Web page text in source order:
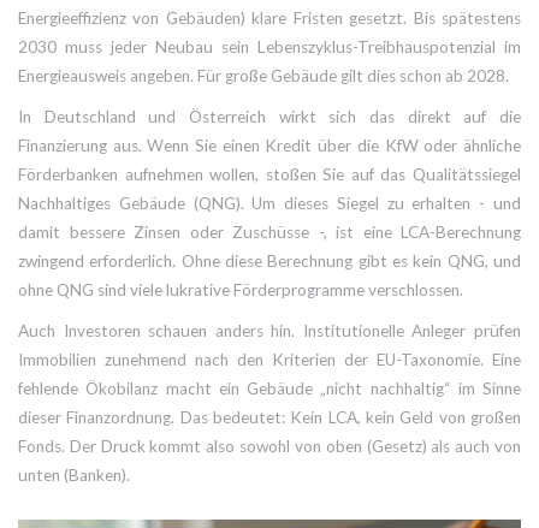
Energieeffizienz von Gebäuden) klare Fristen gesetzt. Bis spätestens
2030 muss jeder Neubau sein Lebenszyklus-Treibhauspotenzial im
Energieausweis angeben. Für große Gebäude gilt dies schon ab 2028.
In Deutschland und Österreich wirkt sich das direkt auf die
Finanzierung aus. Wenn Sie einen Kredit über die KfW oder ähnliche
Förderbanken aufnehmen wollen, stoßen Sie auf das Qualitätssiegel
Nachhaltiges Gebäude (QNG). Um dieses Siegel zu erhalten - und
damit bessere Zinsen oder Zuschüsse -, ist eine LCA-Berechnung
zwingend erforderlich. Ohne diese Berechnung gibt es kein QNG, und
ohne QNG sind viele lukrative Förderprogramme verschlossen.
Auch Investoren schauen anders hin. Institutionelle Anleger prüfen
Immobilien zunehmend nach den Kriterien der EU-Taxonomie. Eine
fehlende Ökobilanz macht ein Gebäude „nicht nachhaltig“ im Sinne
dieser Finanzordnung. Das bedeutet: Kein LCA, kein Geld von großen
Fonds. Der Druck kommt also sowohl von oben (Gesetz) als auch von
unten (Banken).